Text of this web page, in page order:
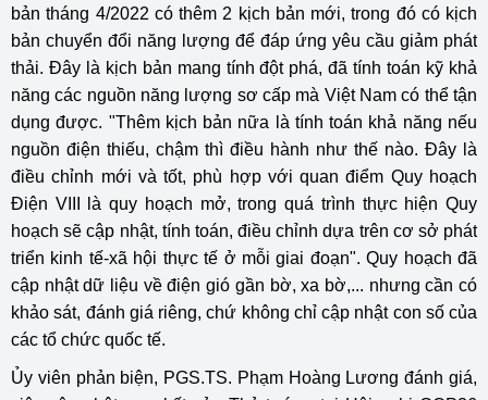
bản tháng 4/2022 có thêm 2 kịch bản mới, trong đó có kịch
bản chuyển đổi năng lượng để đáp ứng yêu cầu giảm phát
thải. Đây là kịch bản mang tính đột phá, đã tính toán kỹ khả
năng các nguồn năng lượng sơ cấp mà Việt Nam có thể tận
dụng được. "Thêm kịch bản nữa là tính toán khả năng nếu
nguồn điện thiếu, chậm thì điều hành như thế nào. Đây là
điều chỉnh mới và tốt, phù hợp với quan điểm Quy hoạch
Điện VIII là quy hoạch mở, trong quá trình thực hiện Quy
hoạch sẽ cập nhật, tính toán, điều chỉnh dựa trên cơ sở phát
triển kinh tế-xã hội thực tế ở mỗi giai đoạn". Quy hoạch đã
cập nhật dữ liệu về điện gió gần bờ, xa bờ,... nhưng cần có
khảo sát, đánh giá riêng, chứ không chỉ cập nhật con số của
các tổ chức quốc tế.
Ủy viên phản biện, PGS.TS. Phạm Hoàng Lương đánh giá,